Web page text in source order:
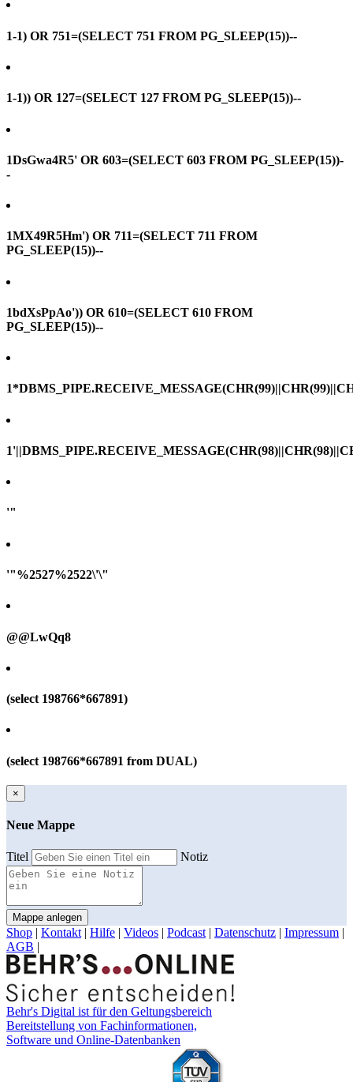
1-1) OR 751=(SELECT 751 FROM PG_SLEEP(15))--
1-1)) OR 127=(SELECT 127 FROM PG_SLEEP(15))--
1DsGwa4R5' OR 603=(SELECT 603 FROM PG_SLEEP(15))-
-
1MX49R5Hm') OR 711=(SELECT 711 FROM
PG_SLEEP(15))--
1bdXsPpAo')) OR 610=(SELECT 610 FROM
PG_SLEEP(15))--
'"
'"%2527%2522\'\"
@@LwQq8
(select 198766*667891)
(select 198766*667891 from DUAL)
×
Neue Mappe
Titel Notiz
Mappe anlegen
Shop | Kontakt | Hilfe | Videos | Podcast | Datenschutz | Impressum |
AGB |
Behr's Digital ist für den Geltungsbereich
Bereitstellung von Fachinformationen,
Software und Online-Datenbanken